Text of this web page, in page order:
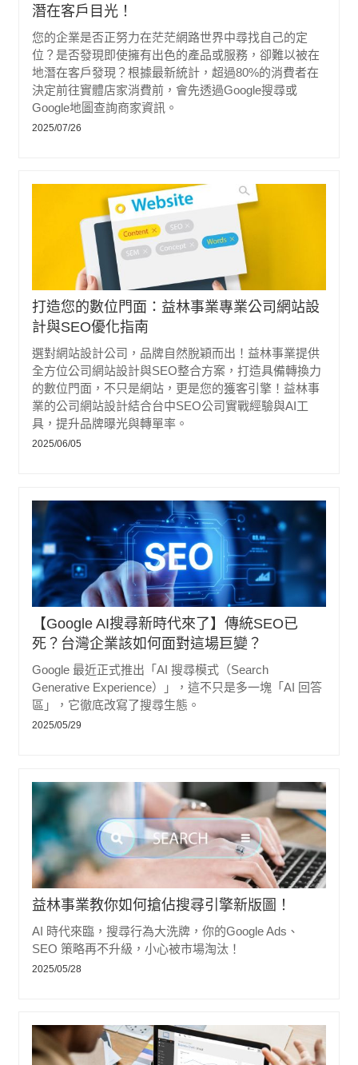
潛在客戶目光！
您的企業是否正努力在茫茫網路世界中尋找自己的定
位？是否發現即使擁有出色的產品或服務，卻難以被在
地潛在客戶發現？根據最新統計，超過80%的消費者在
決定前往實體店家消費前，會先透過Google搜尋或
Google地圖查詢商家資訊。
2025/07/26
打造您的數位門面：益林事業專業公司網站設
計與SEO優化指南
選對網站設計公司，品牌自然脫穎而出！益林事業提供
全方位公司網站設計與SEO整合方案，打造具備轉換力
的數位門面，不只是網站，更是您的獲客引擎！益林事
業的公司網站設計結合台中SEO公司實戰經驗與AI工
具，提升品牌曝光與轉單率。
2025/06/05
【Google AI搜尋新時代來了】傳統SEO已
死？台灣企業該如何面對這場巨變？
Google 最近正式推出「AI 搜尋模式（Search
Generative Experience）」，這不只是多一塊「AI 回答
區」，它徹底改寫了搜尋生態。
2025/05/29
益林事業教你如何搶佔搜尋引擎新版圖！
AI 時代來臨，搜尋行為大洗牌，你的Google Ads、
SEO 策略再不升級，小心被市場淘汰！
2025/05/28